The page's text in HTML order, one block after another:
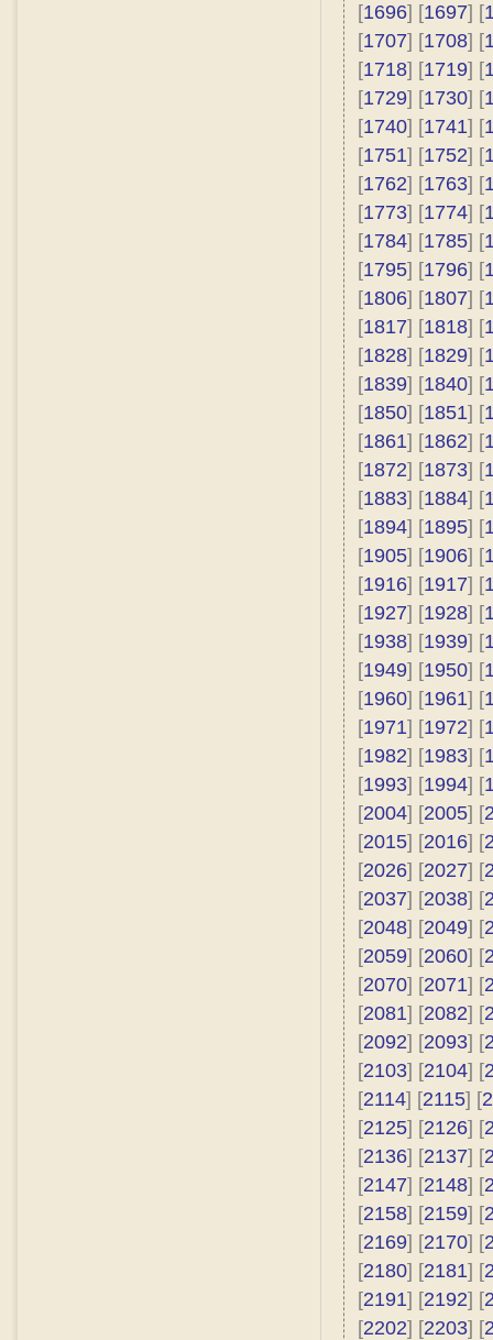
[1696] [1697] [
[1707] [1708] [
[1718] [1719] [
[1729] [1730] [
[1740] [1741] [
[1751] [1752] [
[1762] [1763] [
[1773] [1774] [
[1784] [1785] [
[1795] [1796] [
[1806] [1807] [
[1817] [1818] [
[1828] [1829] [
[1839] [1840] [
[1850] [1851] [
[1861] [1862] [
[1872] [1873] [
[1883] [1884] [
[1894] [1895] [
[1905] [1906] [
[1916] [1917] [
[1927] [1928] [
[1938] [1939] [
[1949] [1950] [
[1960] [1961] [
[1971] [1972] [
[1982] [1983] [
[1993] [1994] [
[2004] [2005] [
[2015] [2016] [
[2026] [2027] [
[2037] [2038] [
[2048] [2049] [
[2059] [2060] [
[2070] [2071] [
[2081] [2082] [
[2092] [2093] [
[2103] [2104] [
[2114] [2115] [
[2125] [2126] [
[2136] [2137] [
[2147] [2148] [
[2158] [2159] [
[2169] [2170] [
[2180] [2181] [
[2191] [2192] [
[2202] [2203] [